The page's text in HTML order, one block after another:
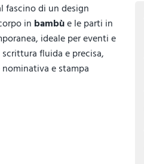
fascino di un design
in bambùe le parti in
ideale per eventi e
fluida e precisa,
e stampa